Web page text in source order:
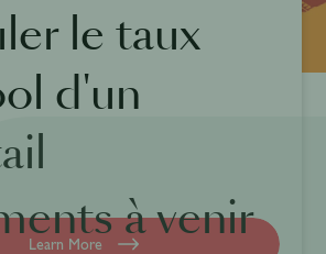
le taux
d'un
Learn More
à venir